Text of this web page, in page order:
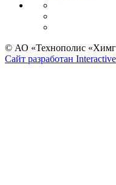
© АО «Технополис
Сайт разработан